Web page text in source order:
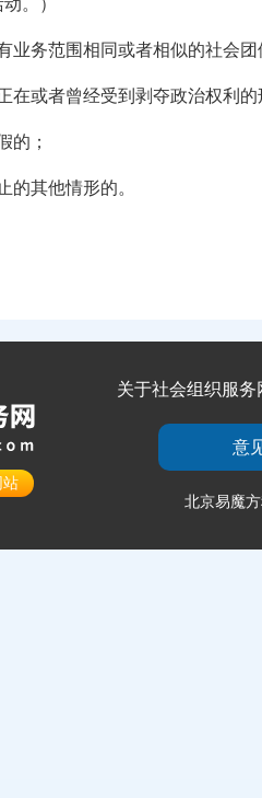
。）
业务范围相同或者相似的社会
在或者曾经受到剥夺政治权利
的；
的其他情形的。
关于社会组织服务
意
北京易魔